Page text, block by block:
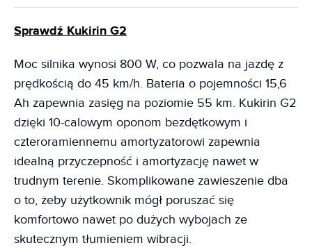
Sprawdź Kukirin G2
Moc silnika wynosi 800 W, co pozwala na jazdę z
prędkością do 45 km/h. Bateria o pojemności 15,6
Ah zapewnia zasięg na poziomie 55 km. Kukirin G2
dzięki 10-calowym oponom bezdętkowym i
czteroramiennemu amortyzatorowi zapewnia
idealną przyczepność i amortyzację nawet w
trudnym terenie. Skomplikowane zawieszenie dba
o to, żeby użytkownik mógł poruszać się
komfortowo nawet po dużych wybojach ze
skutecznym tłumieniem wibracji.